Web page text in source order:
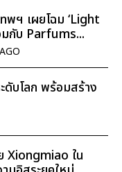
พฯ เผยโฉม ‘Light
กับ Parfums...
ดับโลก พร้อมสร้าง
Xiongmiao ใน